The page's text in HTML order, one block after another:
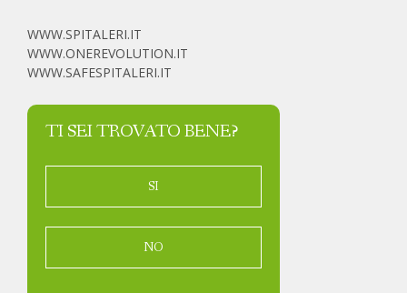
WWW.SPITALERI.IT
WWW.ONEREVOLUTION.IT
WWW.SAFESPITALERI.IT
TI SEI TROVATO BENE?
SI
NO